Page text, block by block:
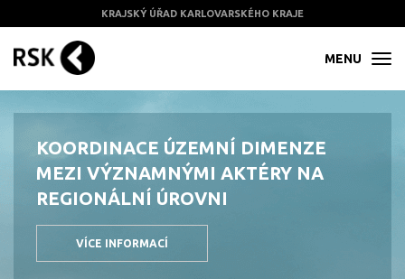
KRAJSKÝ ÚŘAD KARLOVARSKÉHO KRAJE
MENU
KOORDINACE ÚZEMNÍ DIMENZE
MEZI VÝZNAMNÝMI AKTÉRY NA
REGIONÁLNÍ ÚROVNI
VÍCE INFORMACÍ